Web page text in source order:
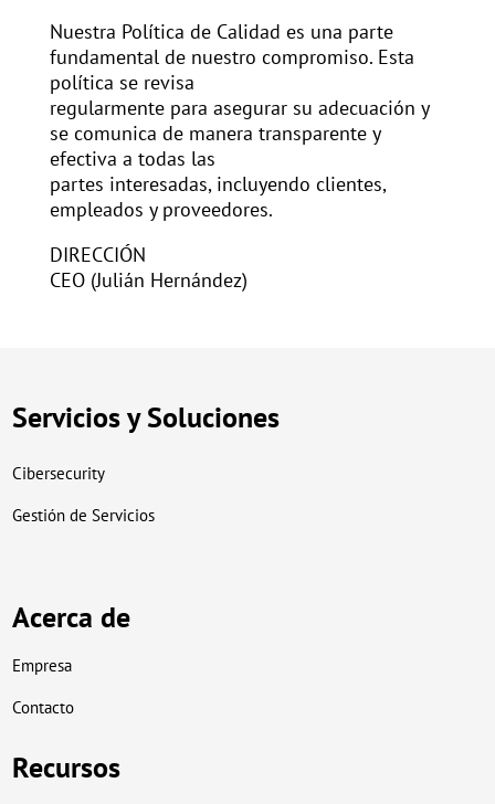
Nuestra Política de Calidad es una parte
fundamental de nuestro compromiso. Esta
política se revisa
regularmente para asegurar su adecuación y
se comunica de manera transparente y
efectiva a todas las
partes interesadas, incluyendo clientes,
empleados y proveedores.
DIRECCIÓN
CEO (Julián Hernández)
Servicios y Soluciones
Cibersecurity
Gestión de Servicios
Acerca de
Empresa
Contacto
Recursos